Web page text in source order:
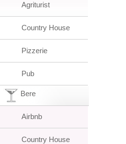
Agriturist
Country House
Pizzerie
Pub
Bere
Airbnb
Country House